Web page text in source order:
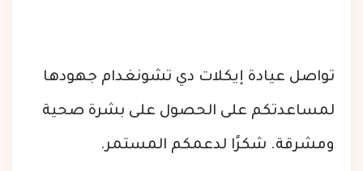
تواصل عيادة إيكلات دي تشونغدام جهودها
لمساعدتكم على الحصول على بشرة صحية
ومشرقة. شكرًا لدعمكم المستمر.